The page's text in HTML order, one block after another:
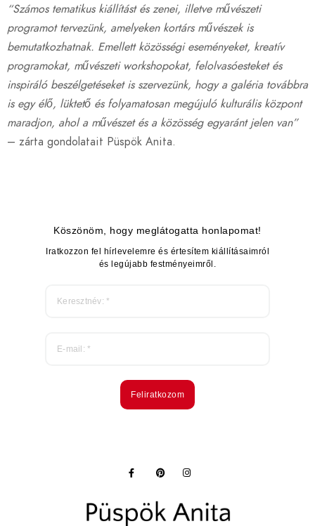
“Számos tematikus kiállítást és zenei, illetve művészeti
programot tervezünk, amelyeken kortárs művészek is
bemutatkozhatnak. Emellett közösségi eseményeket, kreatív
programokat, művészeti workshopokat, felolvasóesteket és
inspiráló beszélgetéseket is szervezünk, hogy a galéria továbbra
is egy élő, lüktető és folyamatosan megújuló kulturális központ
maradjon, ahol a művészet és a közösség egyaránt jelen van”
– zárta gondolatait Püspök Anita.
Köszönöm, hogy meglátogatta honlapomat!
Iratkozzon fel hírlevelemre és értesítem kiállításaimról
és legújabb festményeimről.
Feliratkozom